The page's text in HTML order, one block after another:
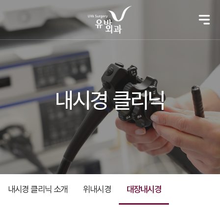
내시경 클리닉
내시경 클리닉 소개 위내시경 대장내시경